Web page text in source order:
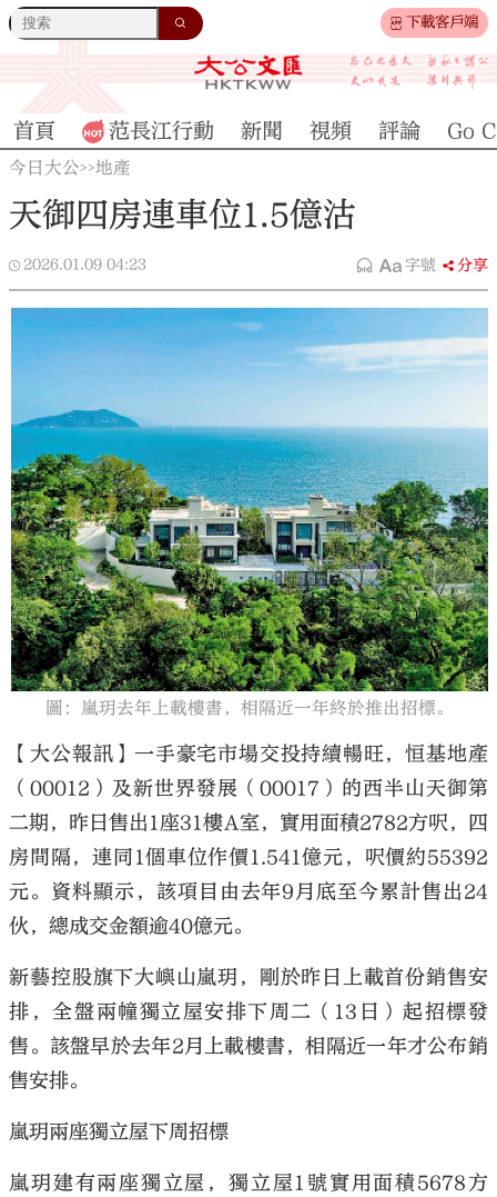
下載客戶端
大公文匯
首頁 范長江行動 新聞 視頻 評論 Go
今日大公>>地產
天御四房連車位1.5億沽
2026.01.09 04:23 字號 分享
圖：嵐玥去年上載樓書，相隔近一年終於推出招標。
【大公報訊】一手豪宅市場交投持續暢旺，恒基地產
（00012）及新世界發展（00017）的西半山天御第
二期，昨日售出1座31樓A室，實用面積2782方呎，四
房間隔，連同1個車位作價1.541億元，呎價約55392
元。資料顯示，該項目由去年9月底至今累計售出24
伙，總成交金額逾40億元。
新藝控股旗下大嶼山嵐玥，剛於昨日上載首份銷售安
排，全盤兩幢獨立屋安排下周二（13日）起招標發
售。該盤早於去年2月上載樓書，相隔近一年才公布銷
售安排。
嵐玥兩座獨立屋下周招標
嵐玥建有兩座獨立屋，獨立屋1號實用面積5678方